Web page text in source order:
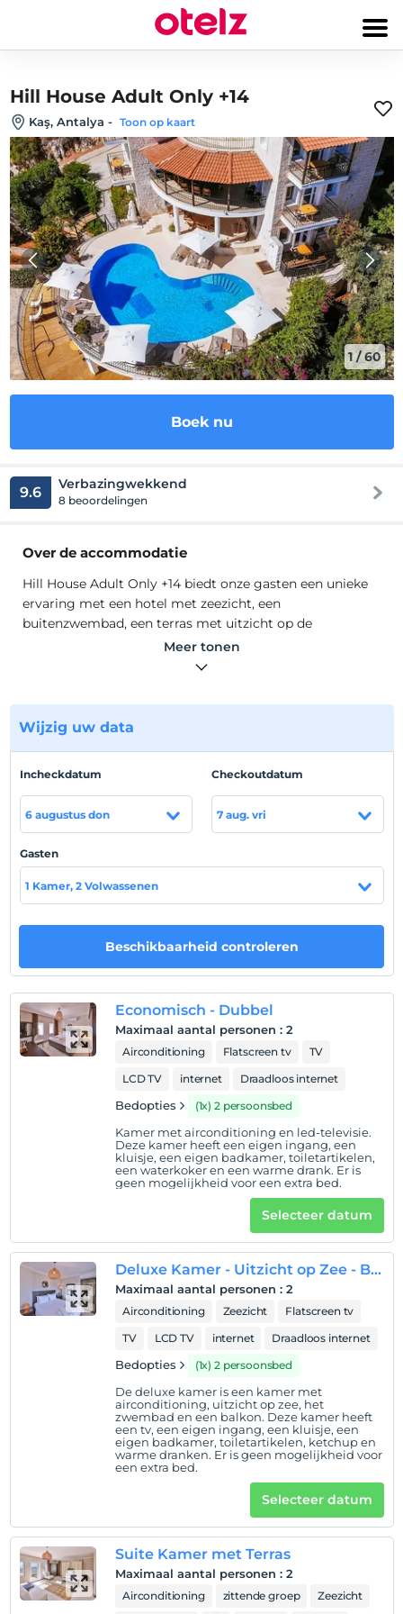
Hill House Adult Only +14
Kaş, Antalya - Toon op kaart
1/60
Boek nu
9.6 Verbazingwekkend
8 beoordelingen
Over de accommodatie
Hill House Adult Only +14 biedt onze gasten een unieke
ervaring met een hotel met zeezicht, een
buitenzwembad, een terras met uitzicht op de
zonsondergang, een grasveld en een eigen
schiereiland Kas, is Hill House de juiste plek voor een
aangename en rustige vakantie-ervaring. Hill House,
eenvoudige menu, handige en stijlvolle kamers. Hill
House, dat in harmonie is met de textuur van de regio
met zijn stenen façade, en een zeer ontspannen sfeer
inrichting, is gepositioneerd tegen het Meis-eiland met
zijn panoramische uitzicht.
Dalaman Airport 148 km met de auto 2 uur, Antalya
op afstand.
Strand
2 km van het strand van Hidayet Bay en het openbare
Toon op kaart
Na 14:00
Uitchecken
Voor 11:00
Huisdieren niet toegestaan
Er zijn rookruimtes beschikbaar
Kinderen jonger dan 14 jaar mogen niet in deze
faciliteit verblijven.
Meer tonen
Wijzig uw data
Incheckdatum
6 augustus don
Checkoutdatum
7 aug. vri
Gasten
1 Kamer, 2 Volwassenen
Beschikbaarheid controleren
Economisch - Dubbel
Maximaal aantal personen : 2
Airconditioning Flatscreen tv
TV
LCD TV
internet Draadloos internet
Bedopties (1x) 2 persoonsbed
Kamer met airconditioning en led-televisie.
Deze kamer heeft een eigen ingang, een
kluisje, een eigen badkamer, toiletartikelen,
een waterkoker en een warme drank. Er is
geen mogelijkheid voor een extra bed.
Selecteer datum
Deluxe Kamer - Uitzicht op Zee - Balkon
Maximaal aantal personen : 2
Airconditioning Zeezicht
Flatscreen tv
TV
LCD TV internet Draadloos internet
Bedopties (1x) 2 persoonsbed
De deluxe kamer is een kamer met
airconditioning, uitzicht op zee, het
zwembad en een balkon. Deze kamer heeft
een tv, een eigen ingang, een kluisje, een
eigen badkamer, toiletartikelen, ketchup en
warme dranken. Er is geen mogelijkheid voor
een extra bed.
Selecteer datum
Suite Kamer met Terras
Maximaal aantal personen : 2
Airconditioning zittende groep Zeezicht